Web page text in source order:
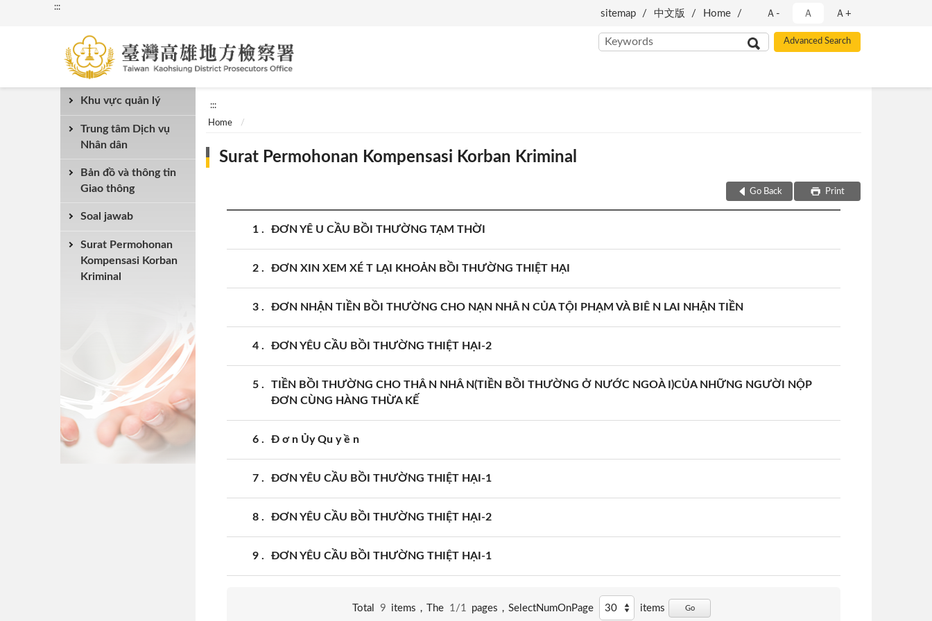
:::
sitemap 中文版 Home Ａ- Ａ Ａ+
Khu vực quản lý
Trung tâm Dịch vụ
Nhân dân
Bản đồ và thông tin
Giao thông
Soal jawab
Surat Permohonan
Kompensasi Korban
Kriminal
:::
Home
Surat Permohonan Kompensasi Korban Kriminal
Go Back Print
1 ĐƠN YÊ U CẦU BỒI THƯỜNG TẠM THỜI
2 ĐƠN XIN XEM XÉ T LẠI KHOẢN BỒI THƯỜNG THIỆT HẠI
3 ĐƠN NHẬN TIỀN BỒI THƯỜNG CHO NẠN NHÂ N CỦA TỘI PHẠM VÀ BIÊ N LAI NHẬN TIỀN
4 ĐƠN YÊU CẦU BỒI THƯỜNG THIỆT HẠI-2
5
TIỀN BỒI THƯỜNG CHO THÂ N NHÂ N(TIỀN BỒI THƯỜNG Ở NƯỚC NGOÀ I)CỦA NHỮNG NGƯỜI NỘP
ĐƠN CÙNG HÀNG THỪA KẾ
6 Đ ơ n Ủy Qu y ề n
7 ĐƠN YÊU CẦU BỒI THƯỜNG THIỆT HẠI-1
8 ĐƠN YÊU CẦU BỒI THƯỜNG THIỆT HẠI-2
9 ĐƠN YÊU CẦU BỒI THƯỜNG THIỆT HẠI-1
Total 9 items，The 1/1 pages，SelectNumOnPage items Go